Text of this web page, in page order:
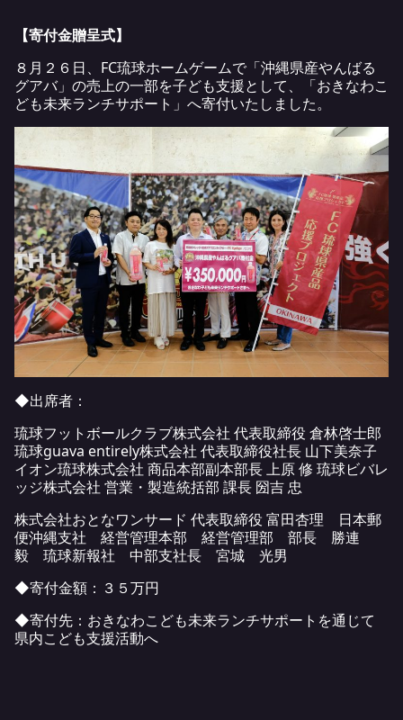
【寄付金贈呈式】
８月２６日、FC琉球ホームゲームで「沖縄県産やんばる
グアバ」の売上の一部を子ども支援として、「おきなわこ
ども未来ランチサポート」へ寄付いたしました。
◆出席者：
琉球フットボールクラブ株式会社 代表取締役 倉林啓士郎
琉球guava entirely株式会社 代表取締役社長 山下美奈子
イオン琉球株式会社 商品本部副本部長 上原 修 琉球ビバレ
ッジ株式会社 営業・製造統括部 課長 圀吉 忠
株式会社おとなワンサード 代表取締役 富田杏理 日本郵
便沖縄支社 経営管理本部 経営管理部 部長 勝連
毅 琉球新報社 中部支社長 宮城 光男
◆寄付金額：３５万円
◆寄付先：おきなわこども未来ランチサポートを通じて
県内こども支援活動へ